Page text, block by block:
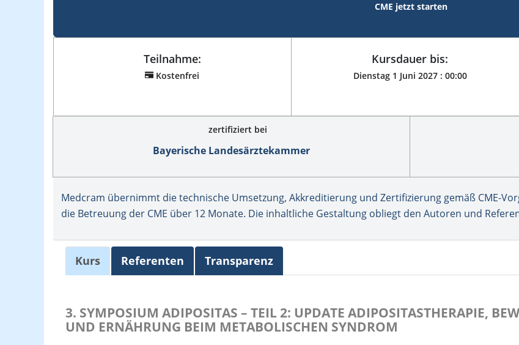
CME jetzt starten
Teilnahme:
Kostenfrei
Kursdauer bis:
Dienstag 1 Juni 2027 : 00:00
zertifiziert bei
Bayerische Landesärztekammer
Medcram übernimmt die technische Umsetzung, Akkreditierung und Zertifizierung gemäß CME-
die Betreuung der CME über 12 Monate. Die inhaltliche Gestaltung obliegt den Autoren und
Kurs Referenten Transparenz
3. SYMPOSIUM ADIPOSITAS – TEIL 2: UPDATE ADIPOSITASTHERAPIE,
UND ERNÄHRUNG BEIM METABOLISCHEN SYNDROM